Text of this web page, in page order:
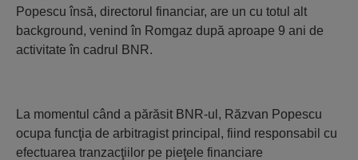
Popescu însă, directorul financiar, are un cu totul alt
background, venind în Romgaz după aproape 9 ani de
activitate în cadrul BNR.
La momentul când a părăsit BNR-ul, Răzvan Popescu
ocupa funcţia de arbitragist principal, fiind responsabil cu
efectuarea tranzacţiilor pe pieţele financiare